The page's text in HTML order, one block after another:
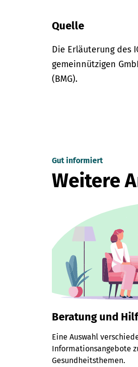
Quelle
Die Erläuterung des
gemeinnützigen
(BMG).
Gut informiert
Weitere
Beratung und
Eine Auswahl
Informationsangebote
Gesundheitsthemen.